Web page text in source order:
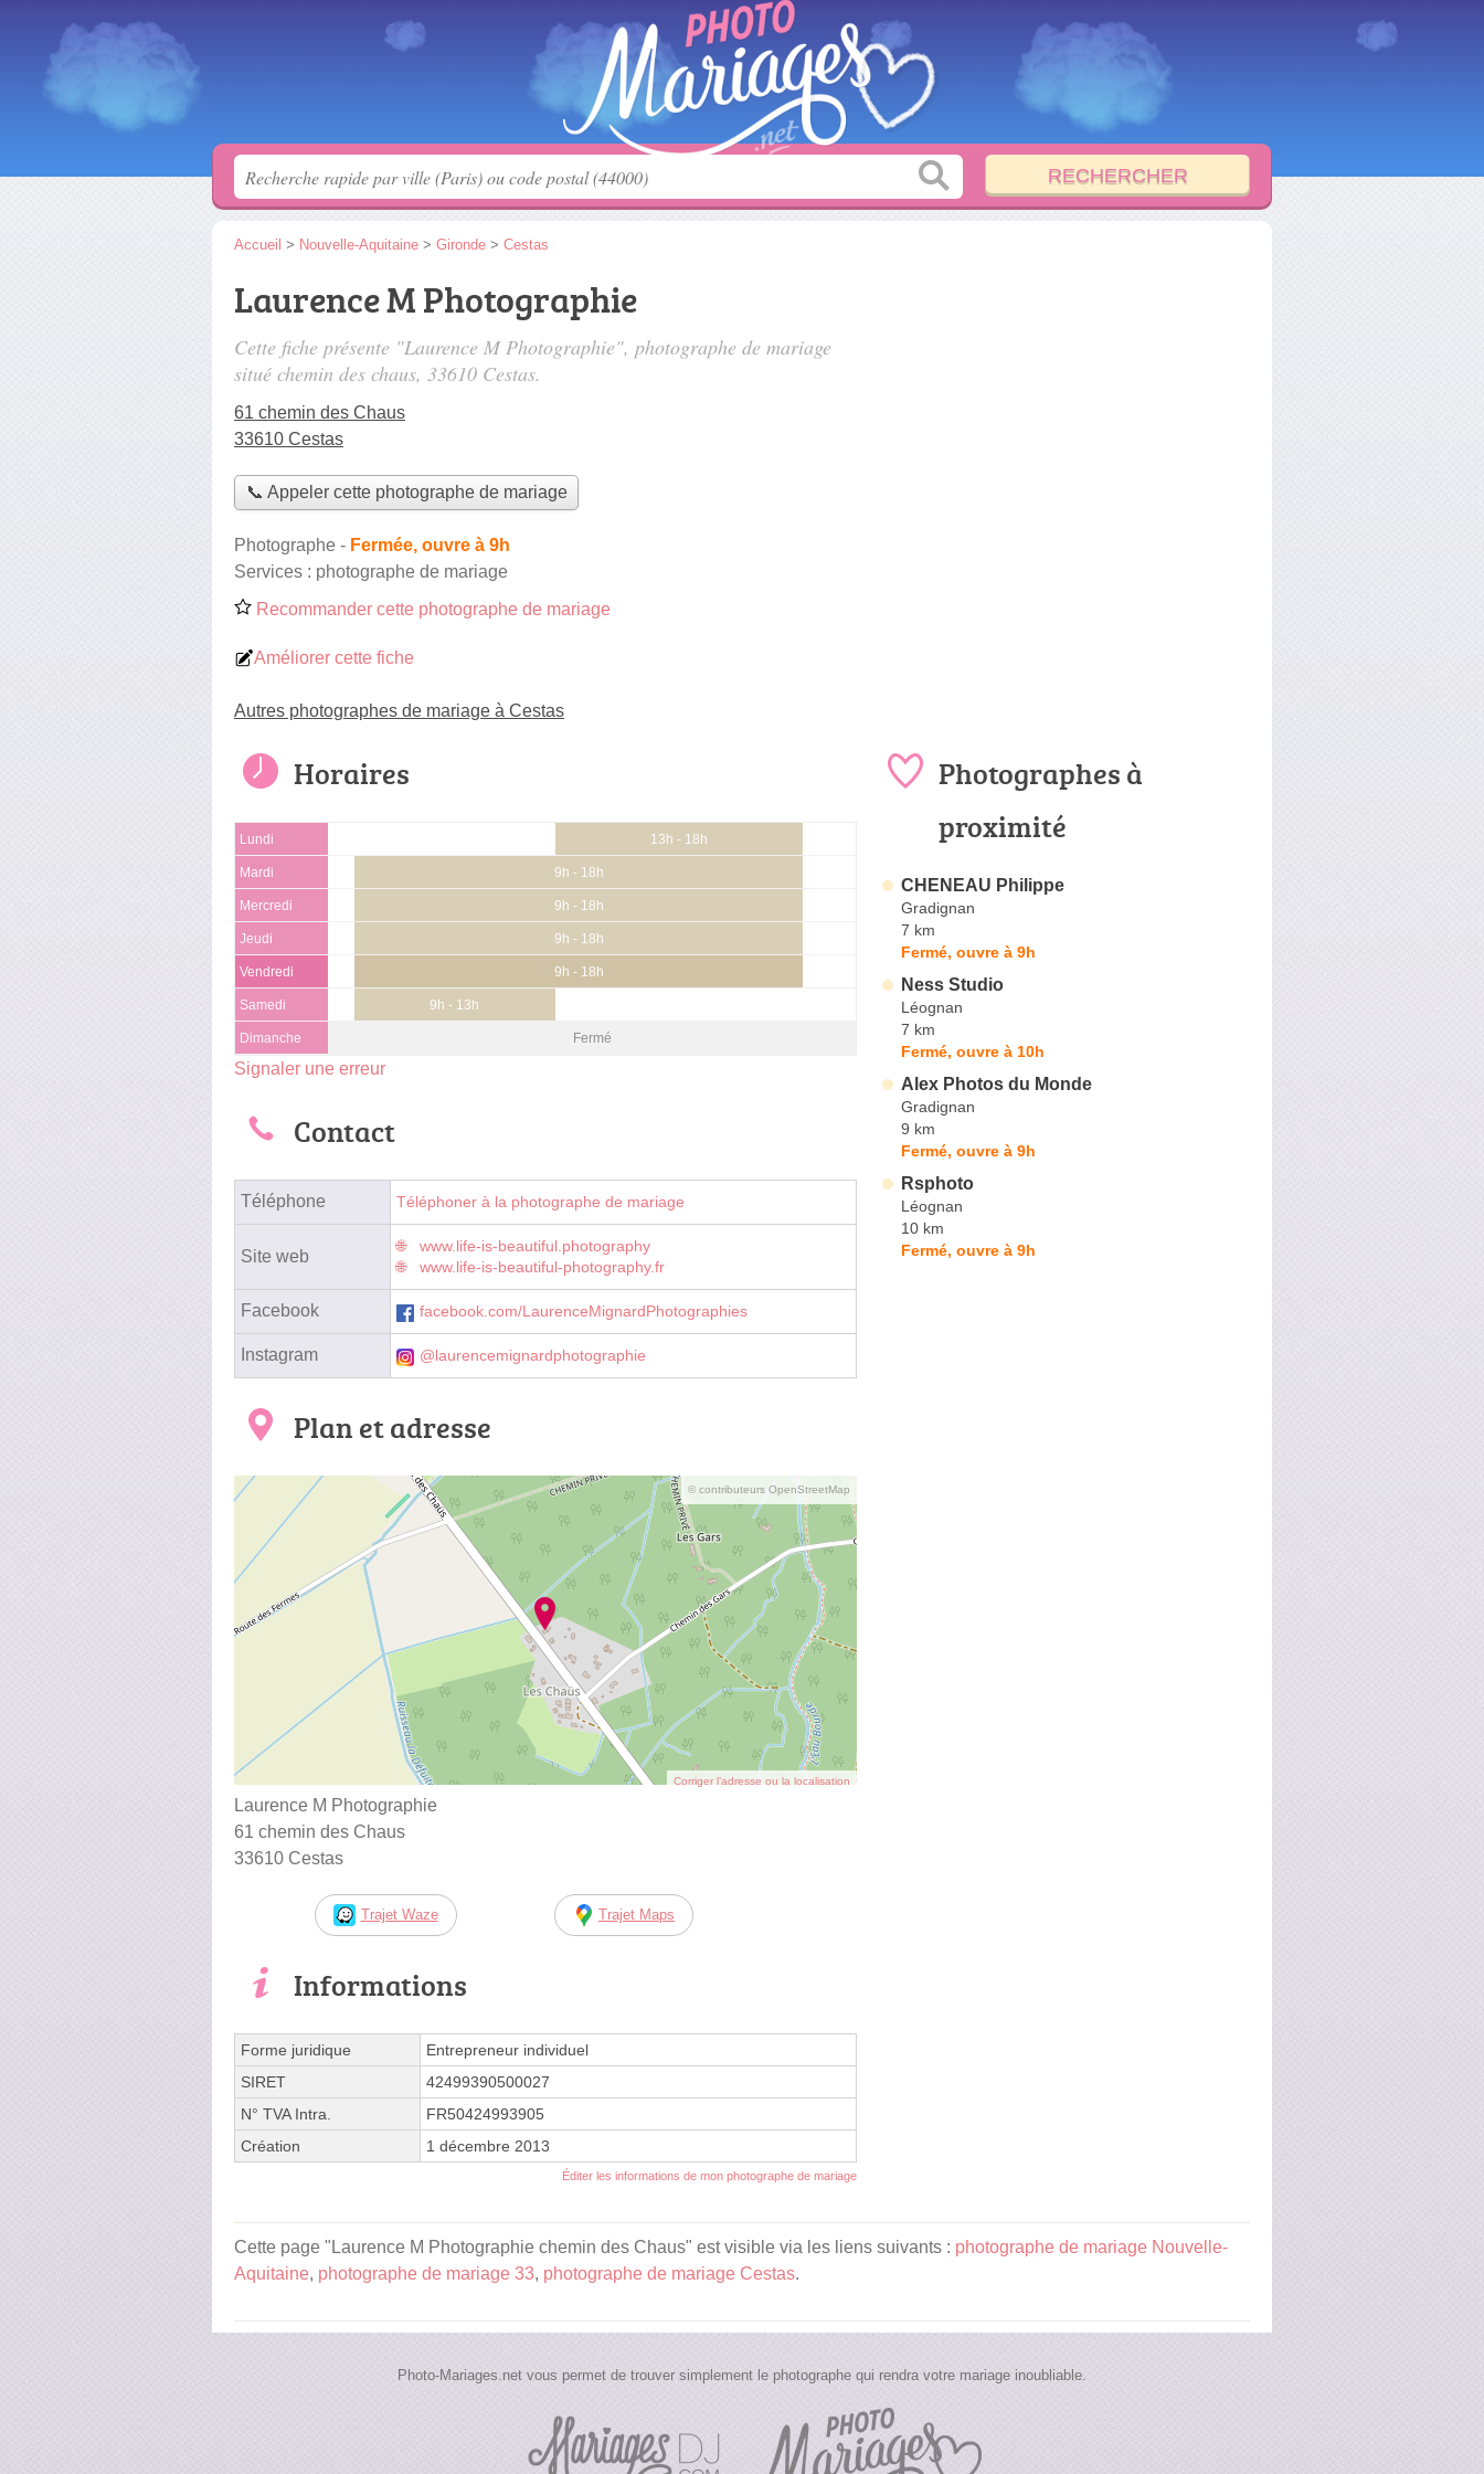
Accueil > Nouvelle-Aquitaine > Gironde > Cestas
Laurence M Photographie
Cette fiche présente "Laurence M Photographie", photographe de mariage
situé chemin des chaus, 33610 Cestas.
61 chemin des Chaus
33610 Cestas
📞 Appeler cette photographe de mariage
Photographe - Fermée, ouvre à 9h
Services : photographe de mariage
Recommander cette photographe de mariage
Améliorer cette fiche
Autres photographes de mariage à Cestas
Horaires
Lundi 13h - 18h
Mardi 9h - 18h
Mercredi 9h - 18h
Jeudi 9h - 18h
Vendredi 9h - 18h
Samedi 9h - 13h
Dimanche Fermé
Signaler une erreur
Contact
Téléphone Téléphoner à la photographe de mariage
Site web
www.life-is-beautiful.photography
www.life-is-beautiful-photography.fr
Facebook facebook.com/LaurenceMignardPhotographies
Instagram @laurencemignardphotographie
Plan et adresse
© contributeurs OpenStreetMap
Corriger l’adresse ou la localisation
Laurence M Photographie
61 chemin des Chaus
33610 Cestas
Trajet Waze Trajet Maps
Informations
Forme juridique
Entrepreneur individuel
SIRET
42499390500027
N° TVA Intra.
FR50424993905
Création
1 décembre 2013
Éditer les informations de mon photographe de mariage
Photographes à
proximité
CHENEAU Philippe
Gradignan
7 km
Fermé, ouvre à 9h
Ness Studio
Léognan
7 km
Fermé, ouvre à 10h
Alex Photos du Monde
Gradignan
9 km
Fermé, ouvre à 9h
Rsphoto
Léognan
10 km
Fermé, ouvre à 9h
Cette page "Laurence M Photographie chemin des Chaus" est visible via les liens suivants : photographe de mariage Nouvelle-
Aquitaine, photographe de mariage 33, photographe de mariage Cestas.
Photo-Mariages.net vous permet de trouver simplement le photographe qui rendra votre mariage inoubliable.